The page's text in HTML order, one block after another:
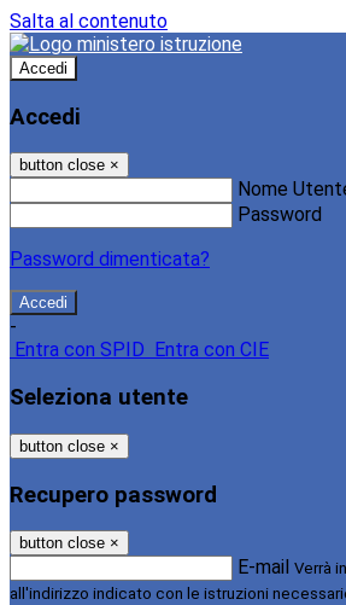
Salta al contenuto
Accedi
Accedi
button close ×
Nome
Password
Password dimenticata?
-
Entra con SPID
Entra con CIE
Seleziona utente
button close ×
Recupero password
button close ×
E-mail Verrà
all'indirizzo indicato con le istruzioni